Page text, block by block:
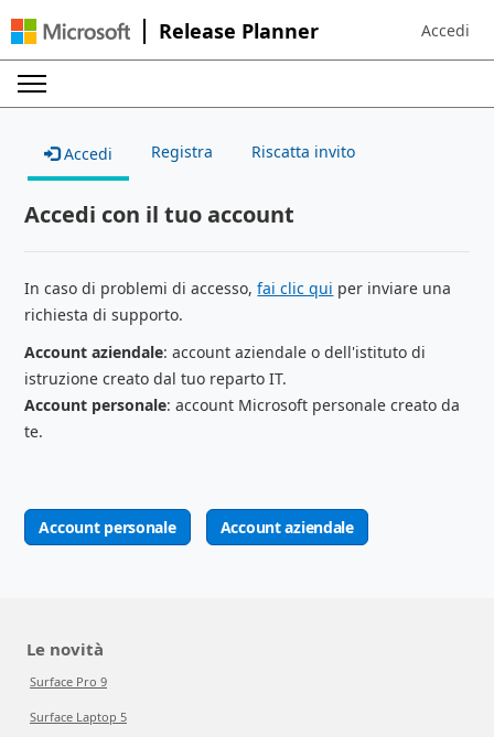
Release Planner Sign in to
Accedi
Accedi Registra Riscatta invito
Accedi con il tuo account
In caso di problemi di accesso,fai clic qui per inviare una
richiesta di supporto.
Account aziendale: account aziendale o dell'istituto di
istruzione creato dal tuo reparto IT.
Account personale: account Microsoft personale creato da
te.
Account personale Account aziendale
Le novità
Surface Pro 9
Surface Laptop 5